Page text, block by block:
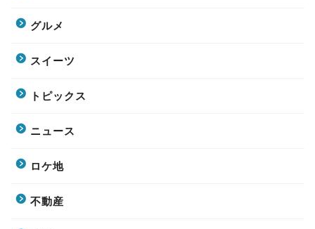
グルメ
スイーツ
トピックス
ニュース
ロケ地
不動産